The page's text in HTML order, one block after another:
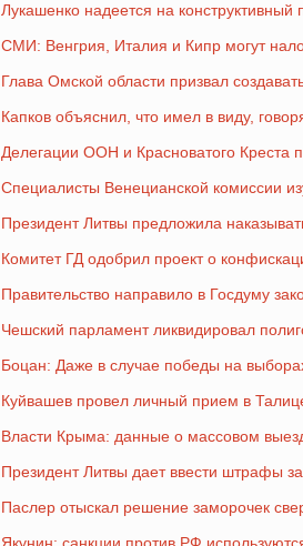
Лукашенко надеется на
СМИ: Венгрия, Италия и Кипр могут
Глава Омской области призвал
Капков объяснил, что имел в виду,
Делегации ООН и Красноватого Креста
Специалисты Венецианской комиссии
Президент Литвы предложила
Комитет ГД одобрил проект о
Правительство направило в Госдуму
Чешский парламент ликвидировал
Боцан: Даже в случае победы на
Куйвашев провел личный прием в
Власти Крыма: данные о массовом
Президент Литвы дает ввести штрафы
Паслер отыскал решение заморочек